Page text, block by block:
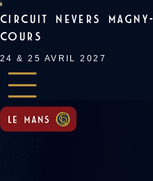
CIRCUIT NEVERS MAGNY-
COURS
24 & 25 AVRIL 2027